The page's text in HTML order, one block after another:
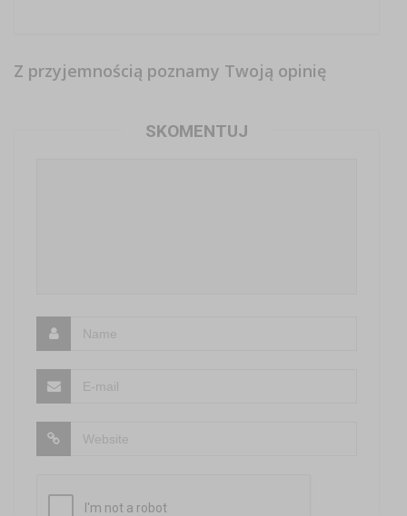
Z przyjemnością poznamy Twoją opinię
SKOMENTUJ